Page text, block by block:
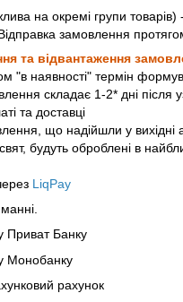
на окремі групи товарів)
замовлення
та відвантаження
"в наявності" термін
складає 1-2* дні після
та доставці
що надійшли у вихідні
будуть оброблені в
LiqPay
Приват Банку
Монобанку
рахунок